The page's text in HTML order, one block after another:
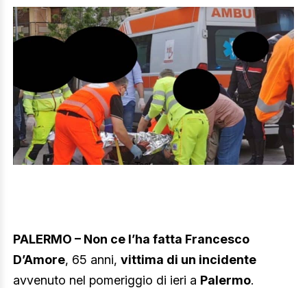
PALERMO – Non ce l’ha fatta Francesco
D’Amore, 65 anni, vittima di un incidente
avvenuto nel pomeriggio di ieri a Palermo.